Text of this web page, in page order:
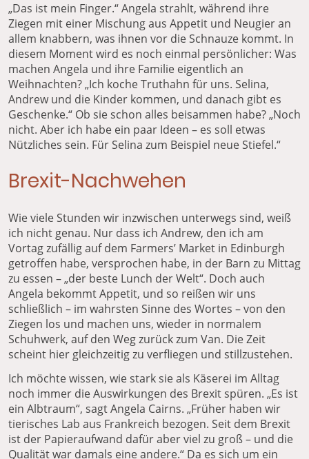
„Das ist mein Finger.“ Angela strahlt, während ihre
Ziegen mit einer Mischung aus Appetit und Neugier an
allem knabbern, was ihnen vor die Schnauze kommt. In
diesem Moment wird es noch einmal persönlicher: Was
machen Angela und ihre Familie eigentlich an
Weihnachten? „Ich koche Truthahn für uns. Selina,
Andrew und die Kinder kommen, und danach gibt es
Geschenke.“ Ob sie schon alles beisammen habe? „Noch
nicht. Aber ich habe ein paar Ideen – es soll etwas
Nützliches sein. Für Selina zum Beispiel neue Stiefel.“
Brexit-Nachwehen
Wie viele Stunden wir inzwischen unterwegs sind, weiß
ich nicht genau. Nur dass ich Andrew, den ich am
Vortag zufällig auf dem Farmers’ Market in Edinburgh
getroffen habe, versprochen habe, in der Barn zu Mittag
zu essen – „der beste Lunch der Welt“. Doch auch
Angela bekommt Appetit, und so reißen wir uns
schließlich – im wahrsten Sinne des Wortes – von den
Ziegen los und machen uns, wieder in normalem
Schuhwerk, auf den Weg zurück zum Van. Die Zeit
scheint hier gleichzeitig zu verfliegen und stillzustehen.
Ich möchte wissen, wie stark sie als Käserei im Alltag
noch immer die Auswirkungen des Brexit spüren. „Es ist
ein Albtraum“, sagt Angela Cairns. „Früher haben wir
tierisches Lab aus Frankreich bezogen. Seit dem Brexit
ist der Papieraufwand dafür aber viel zu groß – und die
Qualität war damals eine andere.“ Da es sich um ein